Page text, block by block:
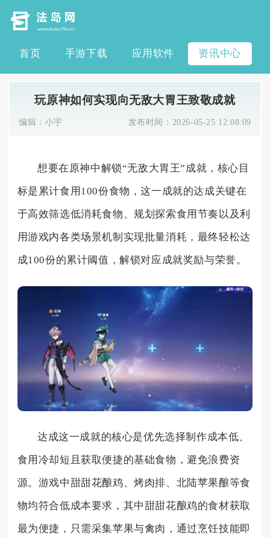
首页 手游下载 应用软件 资讯中心
玩原神如何实现向无敌大胃王致敬成就
编辑： 小宇 发布时间： 2026-05-25 12:08:09
想要在原神中解锁“无敌大胃王”成就，核心目
标是累计食用100份食物，这一成就的达成关键在
于高效筛选低消耗食物、规划探索食用节奏以及利
用游戏内各类场景机制实现批量消耗，最终轻松达
成100份的累计阈值，解锁对应成就奖励与荣誉。
达成这一成就的核心是优先选择制作成本低、
食用冷却短且获取便捷的基础食物，避免浪费资
源。游戏中甜甜花酿鸡、烤肉排、北陆苹果酿等食
物均符合低成本要求，其中甜甜花酿鸡的食材获取
最为便捷，只需采集苹果与禽肉，通过烹饪技能即